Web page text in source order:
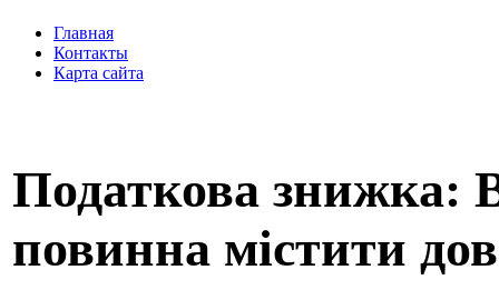
Главная
Контакты
Карта сайта
Податкова знижка:
повинна містити